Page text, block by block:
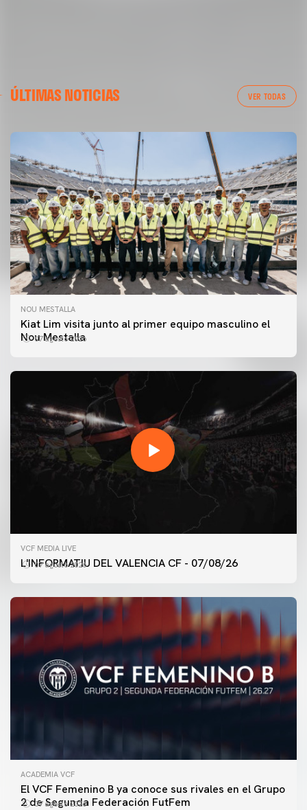
ÚLTIMAS NOTICIAS VER TODAS
NOU MESTALLA
Kiat Lim visita junto al primer equipo masculino el
Nou Mestalla
07 agosto 2026
VCF MEDIA LIVE
L'INFORMATIU DEL VALENCIA CF - 07/08/26
07 agosto 2026
ACADEMIA VCF
El VCF Femenino B ya conoce sus rivales en el Grupo
2 de Segunda Federación FutFem
07 agosto 2026
PRIMER EQUIPO
ENTRENAMIENTO DEL VALENCIA CF 7/8/2026